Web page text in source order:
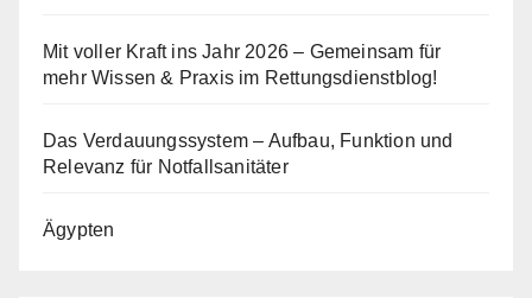
Mit voller Kraft ins Jahr 2026 – Gemeinsam für
mehr Wissen & Praxis im Rettungsdienstblog!
Das Verdauungssystem – Aufbau, Funktion und
Relevanz für Notfallsanitäter
Ägypten